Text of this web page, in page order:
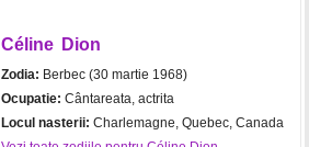
Céline Dion
Zodia: Berbec (30 martie 1968)
Ocupatie: Cântareata, actrita
Locul nasterii: Charlemagne, Quebec, Canada